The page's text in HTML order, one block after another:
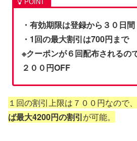
・有効期限は登録から３０日間
・1回の最大割引は700円まで
※クーポンが６回配布されるの
２００円OFF
１回の割引上限は７００円なので
ば最大4200円の割引が可能。